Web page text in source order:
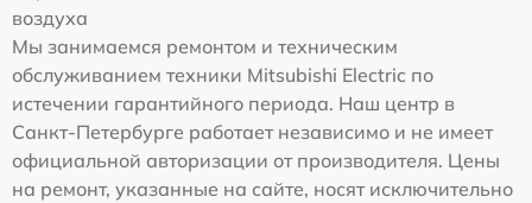
воздуха
Мы занимаемся ремонтом и техническим
обслуживанием техники Mitsubishi Electric по
истечении гарантийного периода. Наш центр в
Санкт-Петербурге работает независимо и не имеет
официальной авторизации от производителя. Цены
на ремонт, указанные на сайте, носят исключительно